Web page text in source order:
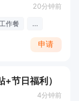
20分钟前
工作餐 ...
申请
节日福利）
4分钟前